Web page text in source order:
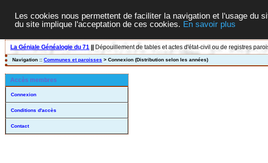
Les cookies nous permettent de faciliter la navigation et l'usage du
du site implique l'acceptation de ces cookies. En savoir plus
La Géniale Généalogie du 71 Dépouillement de tables et actes d'état-civil ou de registres
Navigation :: Communes et paroisses > Connexion (Distribution selon les années)
Accès membres
Connexion
Conditions d'accès
Contact